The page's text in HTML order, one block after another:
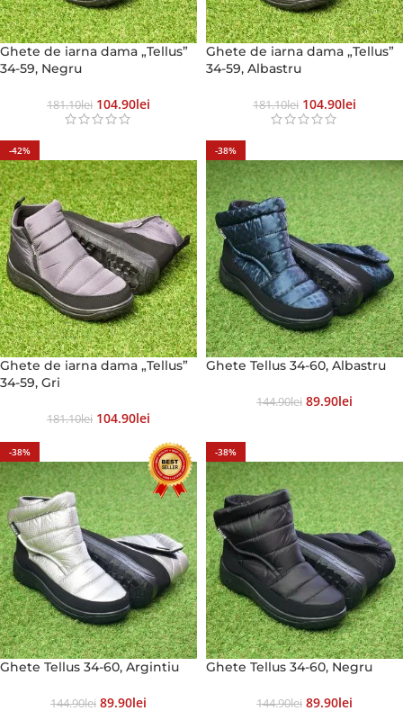
Ghete de iarna dama „Tellus”
34-59, Negru
181.10Lei 104.90Lei
Ghete de iarna dama „Tellus”
34-59, Albastru
181.10Lei 104.90Lei
-42%
Ghete de iarna dama „Tellus”
34-59, Gri
181.10Lei 104.90Lei
-38%
Ghete Tellus 34-60, Albastru
144.90Lei 89.90Lei
-38%
Ghete Tellus 34-60, Argintiu
144.90Lei 89.90Lei
-38%
Ghete Tellus 34-60, Negru
144.90Lei 89.90Lei